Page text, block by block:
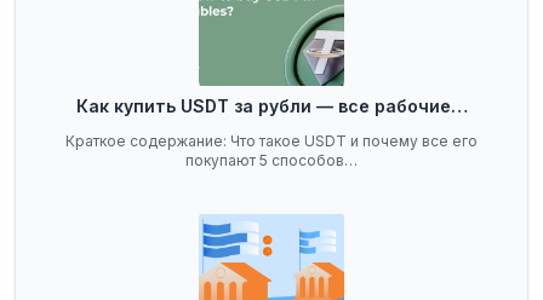
Как купить USDT за рубли — все рабочие…
Краткое содержание: Что такое USDT и почему все его
покупают 5 способов…